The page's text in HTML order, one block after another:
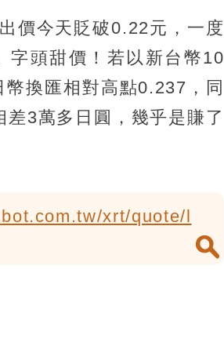
價今天貶破0.22元，一度
字頭甜價！若以新台幣10
換匯相對高點0.237，同
3萬多日圓，幾乎是賺了
xrt/quote/l